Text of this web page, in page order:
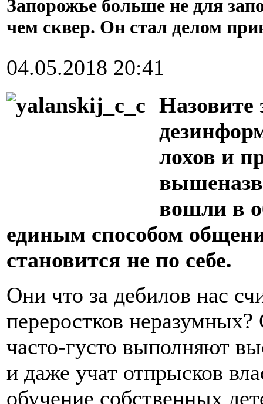
Запорожье больше не для
чем сквер. Он стал делом
04.05.2018 20:41
Назовите
лохов и
вошли в
единым способом
становится не по себе.
Они что за дебилов нас
переростков
часто-густо выполняют
и даже учат отпрысков
обучение собственных